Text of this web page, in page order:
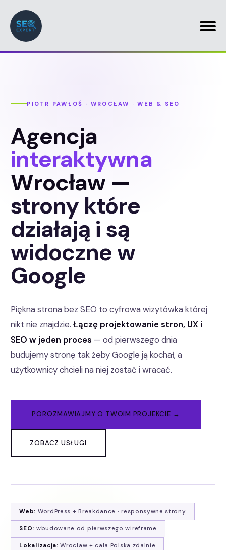
PIOTR PAWŁOŚ · WROCŁAW · WEB & SEO
Agencja
interaktywna
Wrocław —
strony które
działają i są
widoczne w
Google
Piękna strona bez SEO to cyfrowa wizytówka której
nikt nie znajdzie.Łączę projektowanie stron, UX i
SEO w jeden proces — od pierwszego dnia
budujemy stronę tak żeby Google ją kochał, a
użytkownicy chcieli na niej zostać i wracać.
POROZMAWIAJMY O TWOIM PROJEKCIE →
ZOBACZ USŁUGI
Web: WordPress + Breakdance · responsywne strony
SEO: wbudowane od pierwszego wireframe
Lokalizacja: Wrocław + cała Polska zdalnie